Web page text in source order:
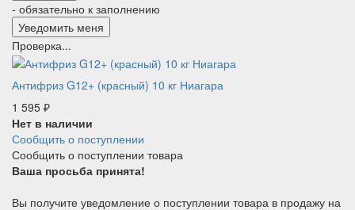
- обязательно к заполнению
Проверка...
Антифриз G12+ (красный) 10 кг Ниагара
1 595 ₽
Нет в наличии
Сообщить о поступлении
Сообщить о поступлении товара
Ваша просьба принята!
Вы получите уведомление о поступлении товара в продажу на